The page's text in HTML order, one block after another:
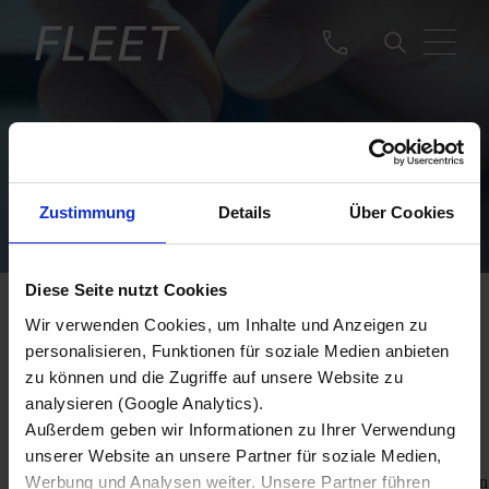
Zustimmung Details Über Cookies
Diese Seite nutzt Cookies
Wir verwenden Cookies, um Inhalte und Anzeigen zu
personalisieren, Funktionen für soziale Medien anbieten
zu können und die Zugriffe auf unsere Website zu
analysieren (Google Analytics).
Außerdem geben wir Informationen zu Ihrer Verwendung
unserer Website an unsere Partner für soziale Medien,
Werbung und Analysen weiter. Unsere Partner führen
DAMAGE
PROTECTION
HET BELANGRIJKSTE IS GOED
BESCHERMD.
De door onze partners aangeboden verzekeringen